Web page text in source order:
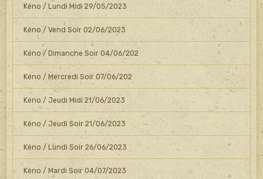
Kéno / Lundi Midi 29/05/2023
Kéno / Vend Soir 02/06/2023
Kéno / Dimanche Soir 04/06/202
Kéno / Mercredi Soir 07/06/202
Kéno / Jeudi Midi 21/06/2023
Kéno / Jeudi Soir 21/06/2023
Kéno / Lundi Soir 26/06/2023
Kéno / Mardi Soir 04/07/2023